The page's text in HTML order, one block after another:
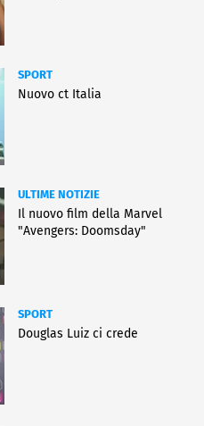
SPORT
Nuovo ct Italia
ULTIME NOTIZIE
Il nuovo film della Marvel
"Avengers: Doomsday"
SPORT
Douglas Luiz ci crede